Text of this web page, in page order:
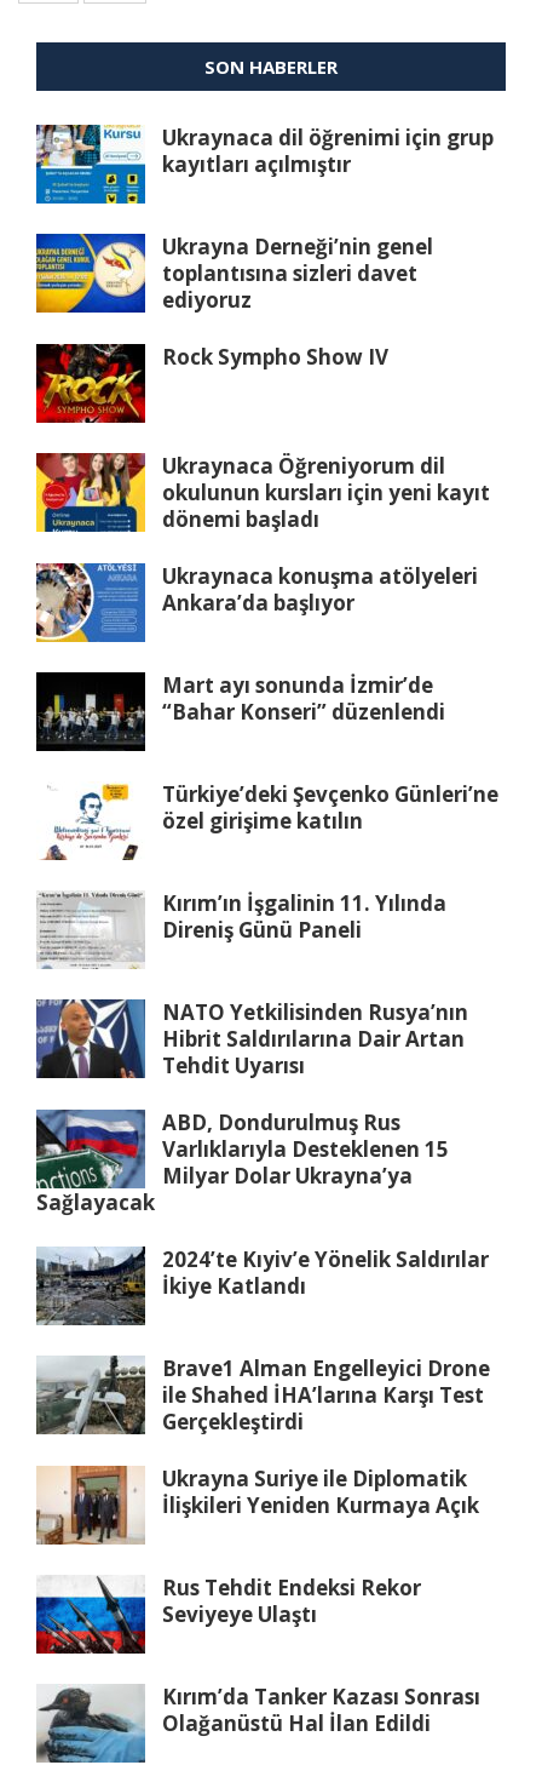
SON HABERLER
Ukraynaca dil öğrenimi için grup
kayıtları açılmıştır
Ukrayna Derneği’nin genel
toplantısına sizleri davet
ediyoruz
Rock Sympho Show IV
Ukraynaca Öğreniyorum dil
okulunun kursları için yeni kayıt
dönemi başladı
Ukraynaca konuşma atölyeleri
Ankara’da başlıyor
Mart ayı sonunda İzmir’de
“Bahar Konseri” düzenlendi
Türkiye’deki Şevçenko Günleri’ne
özel girişime katılın
Kırım’ın İşgalinin 11. Yılında
Direniş Günü Paneli
NATO Yetkilisinden Rusya’nın
Hibrit Saldırılarına Dair Artan
Tehdit Uyarısı
ABD, Dondurulmuş Rus
Varlıklarıyla Desteklenen 15
Milyar Dolar Ukrayna’ya
Sağlayacak
2024’te Kıyiv’e Yönelik Saldırılar
İkiye Katlandı
Brave1 Alman Engelleyici Drone
ile Shahed İHA’larına Karşı Test
Gerçekleştirdi
Ukrayna Suriye ile Diplomatik
İlişkileri Yeniden Kurmaya Açık
Rus Tehdit Endeksi Rekor
Seviyeye Ulaştı
Kırım’da Tanker Kazası Sonrası
Olağanüstü Hal İlan Edildi